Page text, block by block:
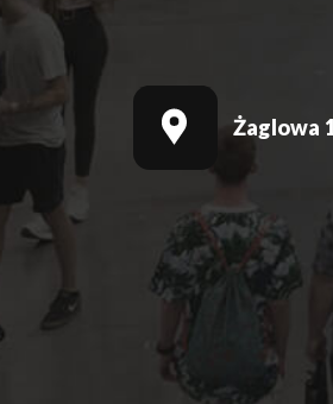
Żaglowa